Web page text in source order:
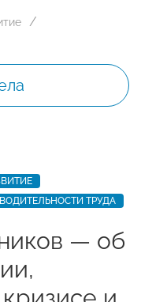
ТРУДА
— об